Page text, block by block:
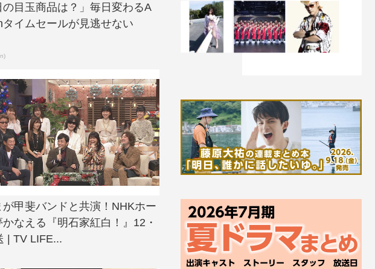
の目玉商品は？」毎日変わるA
タイムセールが見逃せない
が甲斐バンドと共演！NHKホー
かなえる『明石家紅白！』12・
| TV LIFE...